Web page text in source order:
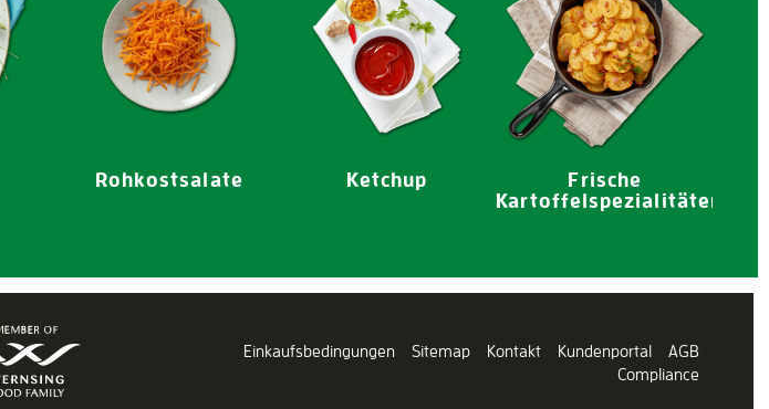
Rohkostsalate Ketchup
Frische
Kartoffelspezialitäten
Einkaufsbedingungen Sitemap Kontakt Kundenportal
AGB
Compliance